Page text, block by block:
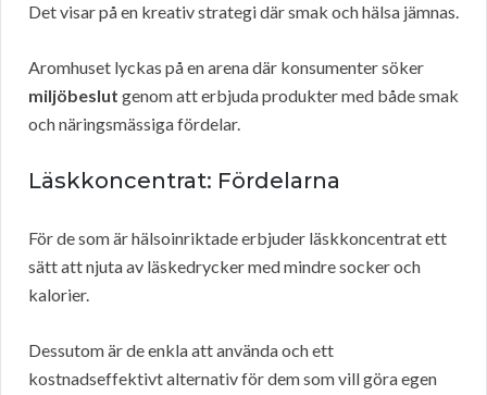
Det visar på en kreativ strategi där smak och hälsa jämnas.
Aromhuset lyckas på en arena där konsumenter söker
miljöbeslut genom att erbjuda produkter med både smak
och näringsmässiga fördelar.
Läskkoncentrat: Fördelarna
För de som är hälsoinriktade erbjuder läskkoncentrat ett
sätt att njuta av läskedrycker med mindre socker och
kalorier.
Dessutom är de enkla att använda och ett
kostnadseffektivt alternativ för dem som vill göra egen